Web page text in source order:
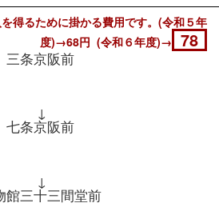
得るために掛かる費用です。(令和５年
度)→68円 (令和６年度)→ 78
三条京阪前
↓
七条京阪前
↓
館三十三間堂前